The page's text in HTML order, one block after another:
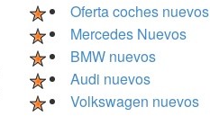
Oferta coches nuevos
Mercedes Nuevos
BMW nuevos
Audi nuevos
Volkswagen nuevos